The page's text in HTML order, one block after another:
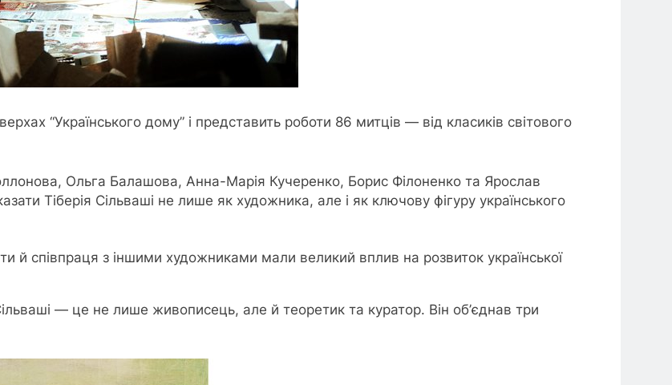
“Українського дому” і представить роботи 86 митців — від класиків світового
Ольга Балашова, Анна-Марія Кучеренко, Борис Філоненко та Ярослав
Тіберія Сільваші не лише як художника, але і як ключову фігуру українського
й співпраця з іншими художниками мали великий вплив на розвиток української
— це не лише живописець, але й теоретик та куратор. Він об’єднав три